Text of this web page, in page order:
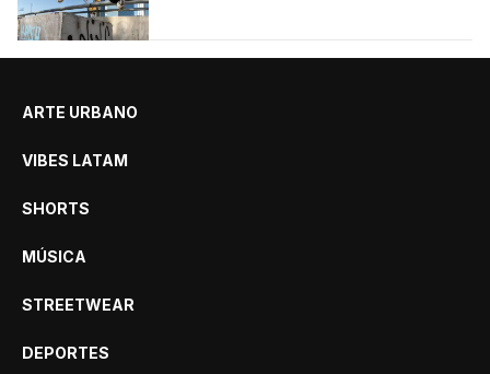
ARTE URBANO
VIBES LATAM
SHORTS
MÚSICA
STREETWEAR
DEPORTES